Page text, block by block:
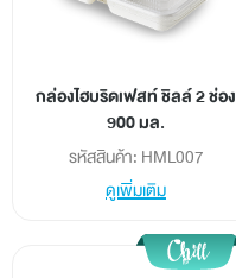
กล่องไฮบริดเฟสท์ ชิลล์ 2 ช่อง
900 มล.
รหัสสินค้า: HML007
ดูเพิ่มเติม